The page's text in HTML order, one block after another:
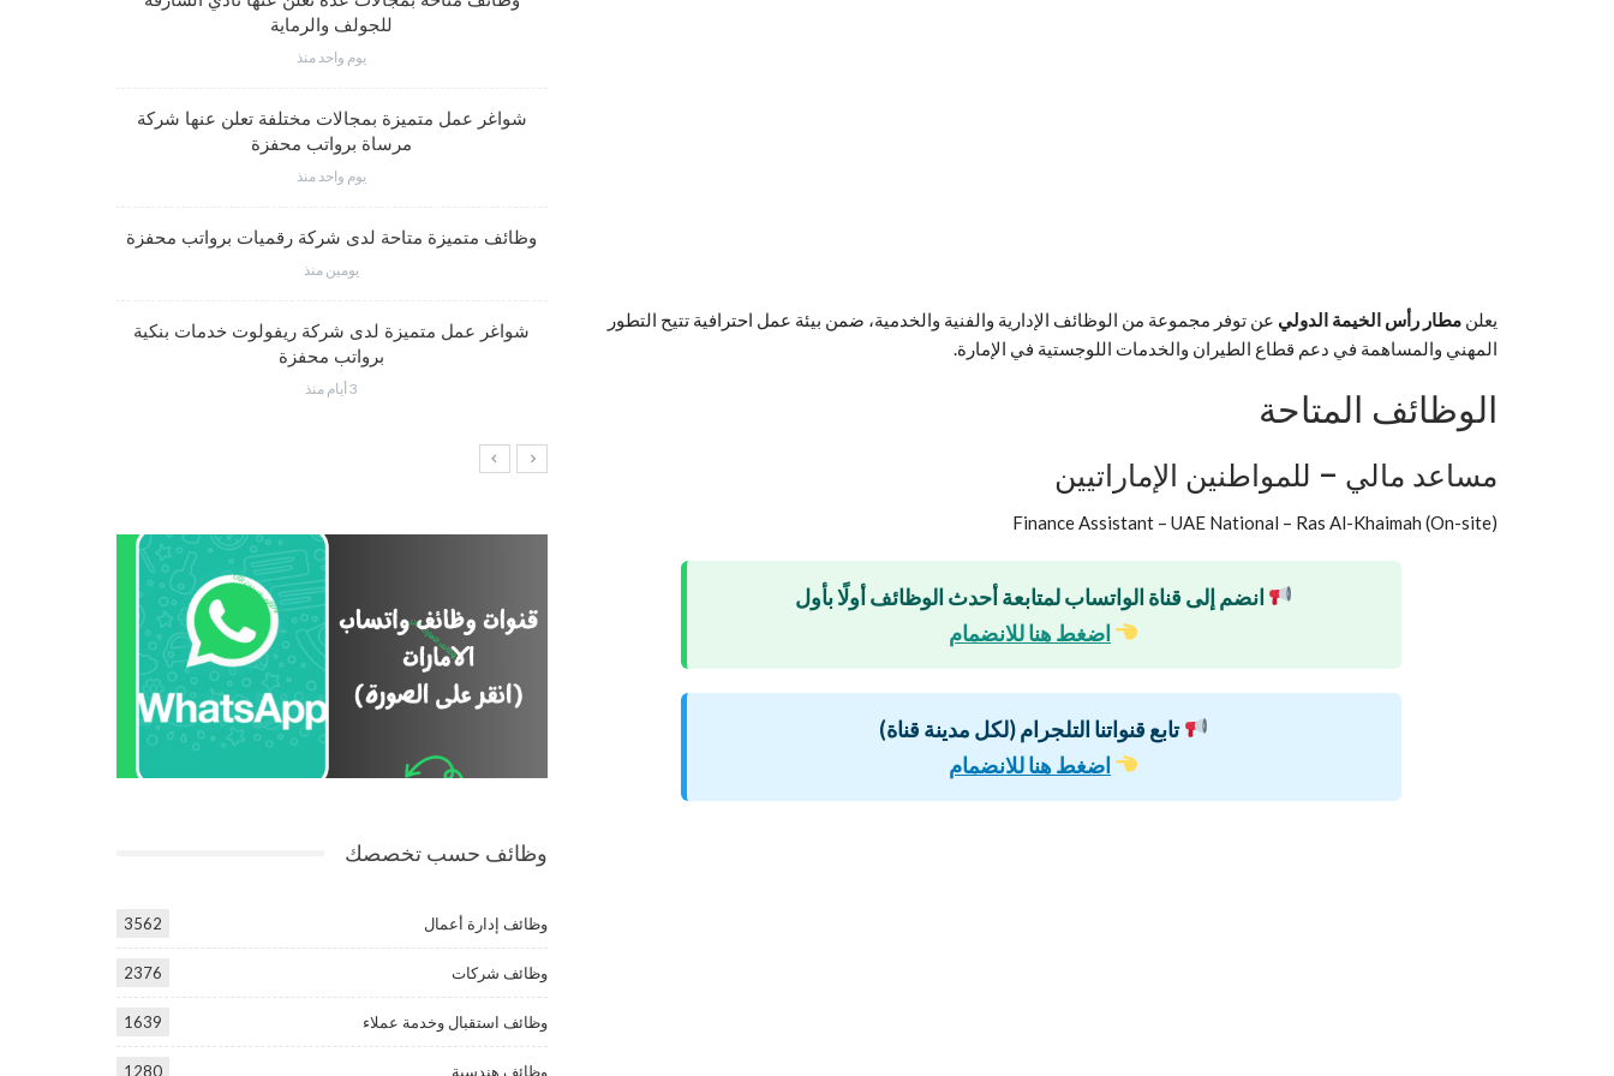
يعلن مطار رأس الخيمة الدولي عن توفر مجموعة من الوظائف الإدارية والفنية والخدمية، ضمن بيئة عمل احترافية تتيح التطور
المهني والمساهمة في دعم قطاع الطيران والخدمات اللوجستية في الإمارة.
الوظائف المتاحة
مساعد مالي – للمواطنين الإماراتيين
Finance Assistant – UAE National – Ras Al-Khaimah (On-site)
انضم إلى قناة الواتساب لمتابعة أحدث الوظائف أولًا بأول
اضغط هنا للانضمام
تابع قنواتنا التلجرام (لكل مدينة قناة)
اضغط هنا للانضمام
للجولف والرماية
يوم واحد منذ
شواغر عمل متميزة بمجالات مختلفة تعلن عنها شركة
مرساة برواتب محفزة
يوم واحد منذ
وظائف متميزة متاحة لدى شركة رقميات برواتب محفزة
يومين منذ
شواغر عمل متميزة لدى شركة ريفولوت خدمات بنكية
برواتب محفزة
3 أيام منذ
وظائف حسب تخصصك
وظائف إدارة أعمال 3562
وظائف شركات 2376
وظائف استقبال وخدمة عملاء 1639
وظائف هندسية 1280